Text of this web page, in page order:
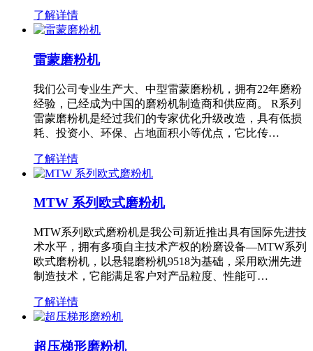
了解详情
雷蒙磨粉机
我们公司专业生产大、中型雷蒙磨粉机，拥有22年磨粉
经验，已经成为中国的磨粉机制造商和供应商。 R系列
雷蒙磨粉机是经过我们的专家优化升级改造，具有低损
耗、投资小、环保、占地面积小等优点，它比传…
了解详情
MTW 系列欧式磨粉机
MTW系列欧式磨粉机是我公司新近推出具有国际先进技
术水平，拥有多项自主技术产权的粉磨设备—MTW系列
欧式磨粉机，以悬辊磨粉机9518为基础，采用欧洲先进
制造技术，它能满足客户对产品粒度、性能可…
了解详情
超压梯形磨粉机